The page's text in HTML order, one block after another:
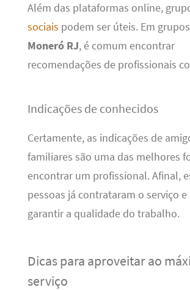
Além das plataformas online,
sociais podem ser úteis. Em
Moneró RJ, é comum encontrar
recomendações de profissionais
Indicações de conhecidos
Certamente, as indicações de
familiares são uma das melhores
encontrar um profissional. Afinal,
pessoas já contrataram o serviço
garantir a qualidade do trabalho.
Dicas para aproveitar ao
serviço